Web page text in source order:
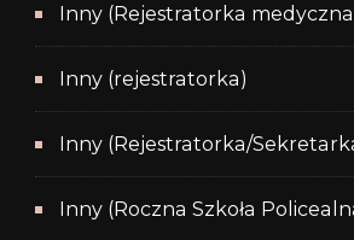
Inny (Rejestratorka
Inny (rejestratorka)
Inny (Rejestratorka/
Inny (Roczna Szkoła